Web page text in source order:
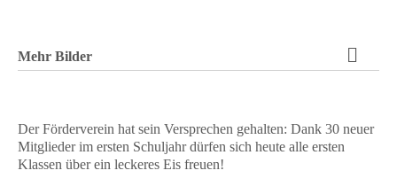
Mehr Bilder
Der Förderverein hat sein Versprechen gehalten: Dank 30 neuer
Mitglieder im ersten Schuljahr dürfen sich heute alle ersten
Klassen über ein leckeres Eis freuen!